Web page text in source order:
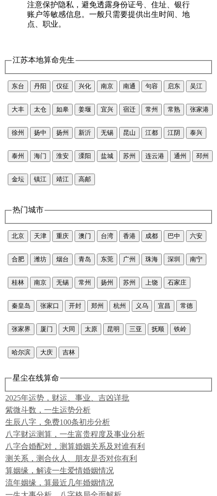
注意保护隐私，避免透露身份证号、住址、银行
账户等敏感信息。一般只需要提供出生时间、地
点、职业。
江苏本地算命先生
东台 丹阳 仪征 兴化 南京 南通 句容 启东 吴江
大丰 太仓 如皋 姜堰 宜兴 宿迁 常州 常熟 张家港
徐州 扬中 扬州 新沂 无锡 昆山 江都 江阴 泰兴
泰州 海门 淮安 溧阳 盐城 苏州 连云港 通州 邳州
金坛 镇江 靖江 高邮
热门城市
北京 天津 重庆 澳门 台湾 香港 成都 巴中 六安
合肥 潍坊 烟台 青岛 东莞 广州 珠海 深圳 南宁
桂林 南京 无锡 常州 扬州 苏州 上饶 石家庄
秦皇岛 张家口 开封 郑州 杭州 义乌 宜昌 常德
张家界 厦门 大同 太原 昆明 三亚 抚顺 铁岭
哈尔滨 大庆 吉林
星尘在线算命
2025年运势，财运、事业、吉凶详批
紫微斗数，一生运势分析
生辰八字，免费100条初步分析
八字财运测算，一生富贵程度及事业分析
八字合婚配对，测算婚姻关系及对谁有利
测关系，测合伙人、朋友是否对你有利
算姻缘，解读一生爱情婚姻情况
流年姻缘，算最近几年婚姻情况